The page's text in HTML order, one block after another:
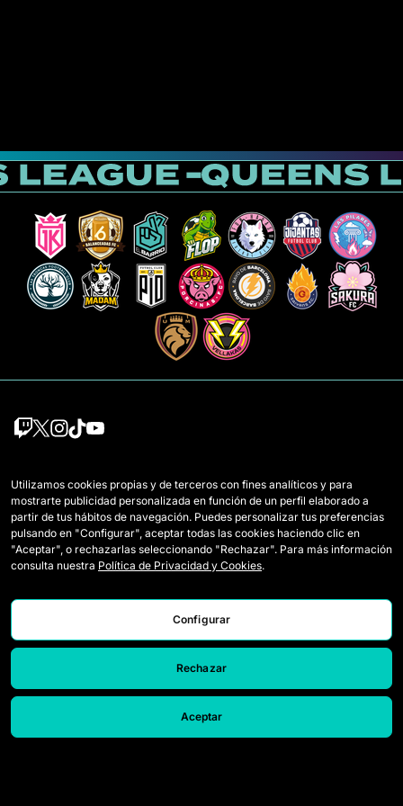
Equipos
Jugadoras Draft
Wildcards
Partidos
Estadísticas
Reglamento
Cómo se juega la Queens
Entradas
Contacto
Trabaja con nosotros
Utilizamos cookies propias y de terceros con fines analíticos y para
mostrarte publicidad personalizada en función de un perfil elaborado a
partir de tus hábitos de navegación. Puedes personalizar tus preferencias
pulsando en "Configurar", aceptar todas las cookies haciendo clic en
"Aceptar", o rechazarlas seleccionando "Rechazar". Para más información
consulta nuestra Política de Privacidad y Cookies.
Configurar
Rechazar
Aceptar